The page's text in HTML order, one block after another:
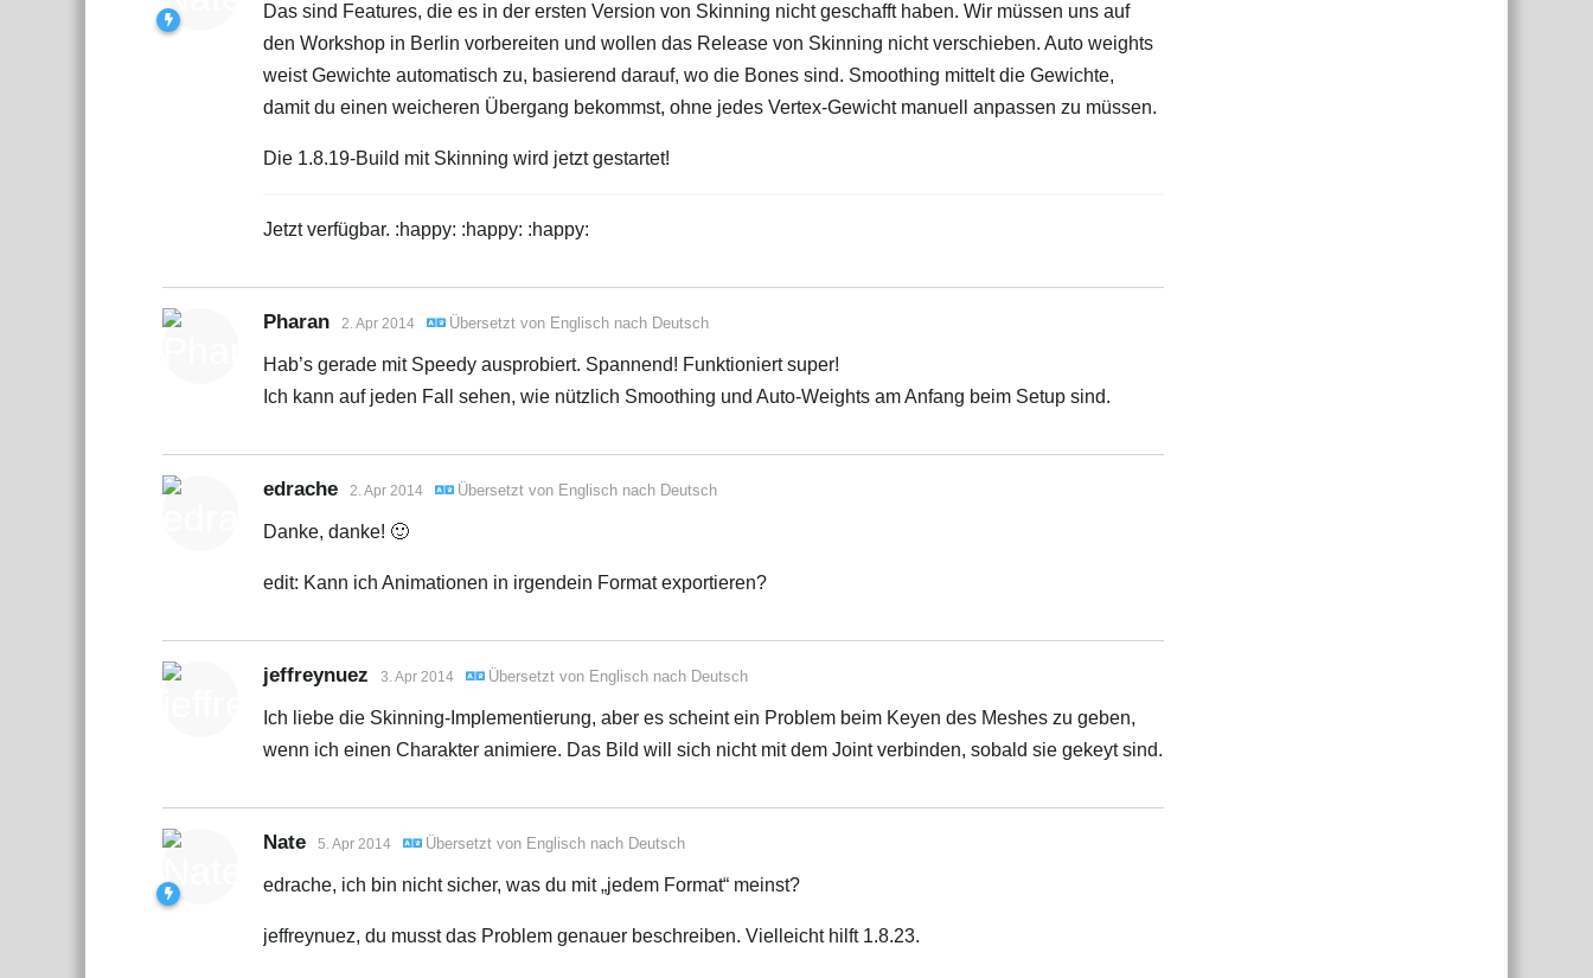
Das sind Features, die es in der ersten Version von Skinning nicht geschafft haben. Wir müssen uns auf
den Workshop in Berlin vorbereiten und wollen das Release von Skinning nicht verschieben. Auto weights
weist Gewichte automatisch zu, basierend darauf, wo die Bones sind. Smoothing mittelt die Gewichte,
damit du einen weicheren Übergang bekommst, ohne jedes Vertex-Gewicht manuell anpassen zu müssen.
Die 1.8.19-Build mit Skinning wird jetzt gestartet!
Jetzt verfügbar. :happy: :happy: :happy:
Pharan 2. Apr 2014 Übersetzt von Englisch nach Deutsch
Hab’s gerade mit Speedy ausprobiert. Spannend! Funktioniert super!
Ich kann auf jeden Fall sehen, wie nützlich Smoothing und Auto-Weights am Anfang beim Setup sind.
edrache 2. Apr 2014 Übersetzt von Englisch nach Deutsch
Danke, danke! 🙂
edit: Kann ich Animationen in irgendein Format exportieren?
jeffreynuez 3. Apr 2014 Übersetzt von Englisch nach Deutsch
Ich liebe die Skinning-Implementierung, aber es scheint ein Problem beim Keyen des Meshes zu geben,
wenn ich einen Charakter animiere. Das Bild will sich nicht mit dem Joint verbinden, sobald sie gekeyt sind.
Nate 5. Apr 2014 Übersetzt von Englisch nach Deutsch
edrache, ich bin nicht sicher, was du mit „jedem Format“ meinst?
jeffreynuez, du musst das Problem genauer beschreiben. Vielleicht hilft 1.8.23.